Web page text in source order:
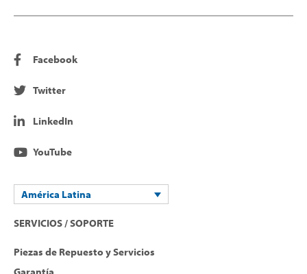
Facebook
Twitter
LinkedIn
YouTube
América Latina
SERVICIOS / SOPORTE
Piezas de Repuesto y Servicios
Garantía